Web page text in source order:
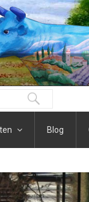
Blog